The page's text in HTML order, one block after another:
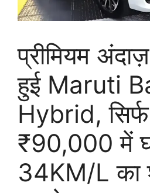
प्रीमियम
हुई Maruti
Hybrid, सिर्फ
₹90,000 में
34KM/L का